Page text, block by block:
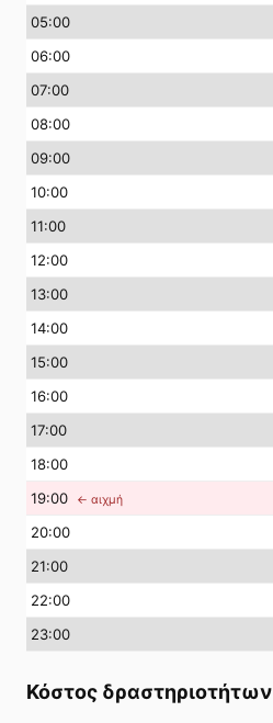
05:00
06:00
07:00
08:00
09:00
10:00
11:00
12:00
13:00
14:00
15:00
16:00
17:00
18:00
19:00 ← αιχμή
20:00
21:00
22:00
23:00
Κόστος δραστηριοτήτων